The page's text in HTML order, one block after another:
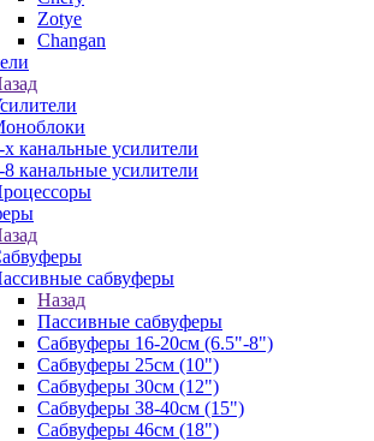
Zotye
Changan
х канальные усилители
8 канальные усилители
сабвуферы
Назад
Пассивные сабвуферы
Сабвуферы 16-20см (6.5"-8")
Сабвуферы 25см (10")
Сабвуферы 30см (12")
Сабвуферы 38-40см (15")
Сабвуферы 46см (18")